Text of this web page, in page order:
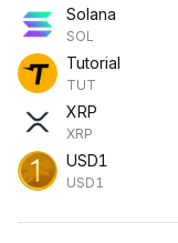
Solana
SOL
Tutorial
TUT
XRP
XRP
USD1
USD1